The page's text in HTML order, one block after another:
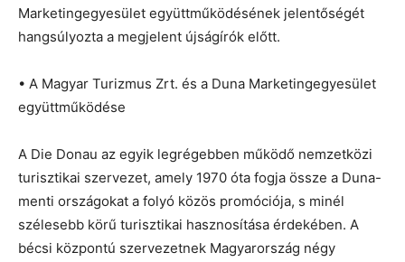
Marketingegyesület együttműködésének jelentőségét
hangsúlyozta a megjelent újságírók előtt.
• A Magyar Turizmus Zrt. és a Duna Marketingegyesület
együttműködése
A Die Donau az egyik legrégebben működő nemzetközi
turisztikai szervezet, amely 1970 óta fogja össze a Duna-
menti országokat a folyó közös promóciója, s minél
szélesebb körű turisztikai hasznosítása érdekében. A
bécsi központú szervezetnek Magyarország négy